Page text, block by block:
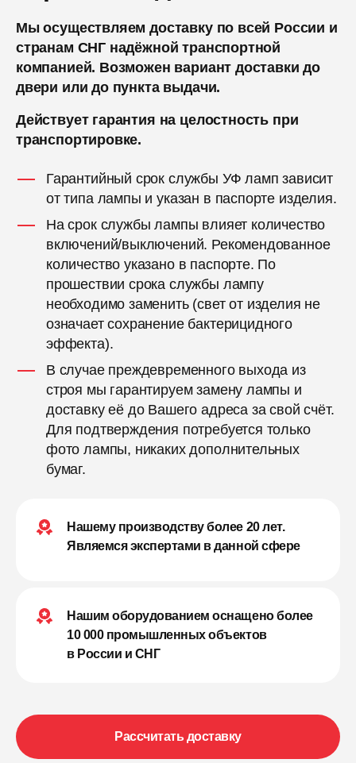
Мы осуществляем доставку по всей России и
странам СНГ надёжной транспортной
компанией. Возможен вариант доставки до
двери или до пункта выдачи.
Действует гарантия на целостность при
транспортировке.
Гарантийный срок службы УФ ламп зависит
от типа лампы и указан в паспорте изделия.
На срок службы лампы влияет количество
включений/выключений. Рекомендованное
количество указано в паспорте. По
прошествии срока службы лампу
необходимо заменить (свет от изделия не
означает сохранение бактерицидного
эффекта).
В случае преждевременного выхода из
строя мы гарантируем замену лампы и
доставку её до Вашего адреса за свой счёт.
Для подтверждения потребуется только
фото лампы, никаких дополнительных
бумаг.
Нашему производству более 20 лет.
Являемся экспертами в данной сфере
Нашим оборудованием оснащено более
10 000 промышленных объектов
в России и СНГ
Рассчитать доставку